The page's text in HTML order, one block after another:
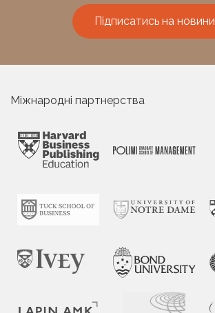
Підписатись на новини
Міжнародні партнерства